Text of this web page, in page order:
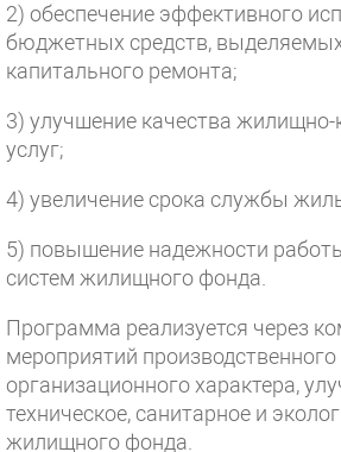
2) обеспечение эффективного
бюджетных средств,
капитального ремонта;
3) улучшение качества
услуг;
4) увеличение срока службы
5) повышение надежности
систем жилищного фонда.
Программа реализуется через
мероприятий производственного
организационного характера,
техническое, санитарное и
жилищного фонда.